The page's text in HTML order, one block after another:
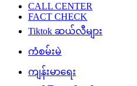
CALL CENTER
FACT CHECK
Tiktok ဆယ်လီများ
ကံစမ်းမဲ
ကျန်းမာရေး